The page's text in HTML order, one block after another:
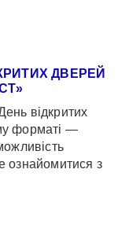
ДВЕРЕЙ
відкритих
форматі —
ознайомитися з